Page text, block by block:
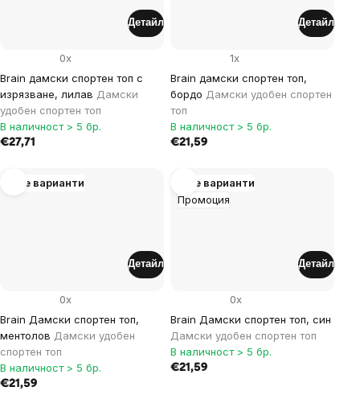
Brain дамски спортен топ с
изрязване, лилав Дамски
удобен спортен топ
0x
В наличност > 5 бр.
€27,71
Детайл
Brain дамски спортен топ,
бордо Дамски удобен спортен
топ
1x
В наличност > 5 бр.
€21,59
Детайл
Още варианти
Brain Дамски спортен топ,
ментолов Дамски удобен
спортен топ
0x
В наличност > 5 бр.
€21,59
Детайл
Промоция
Още варианти
Brain Дамски спортен топ, син
Дамски удобен спортен топ
0x
В наличност > 5 бр.
€21,59
Детайл